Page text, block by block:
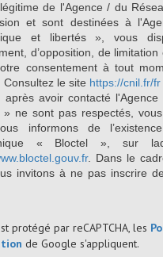
de l'Agence / du
et sont destinées à
et libertés », vous
d’opposition, de
consentement à tout
Consultez le site https://cnil.fr/fr
après avoir contacté
» ne sont pas respectés,
informons de
« Bloctel », sur
. Dans le
invitons à ne pas inscrire
protégé par reCAPTCHA, les
de Google s'appliquent.